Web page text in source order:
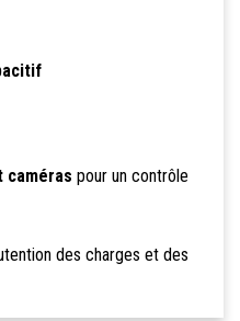
caméras pour un contrôle
des charges et des